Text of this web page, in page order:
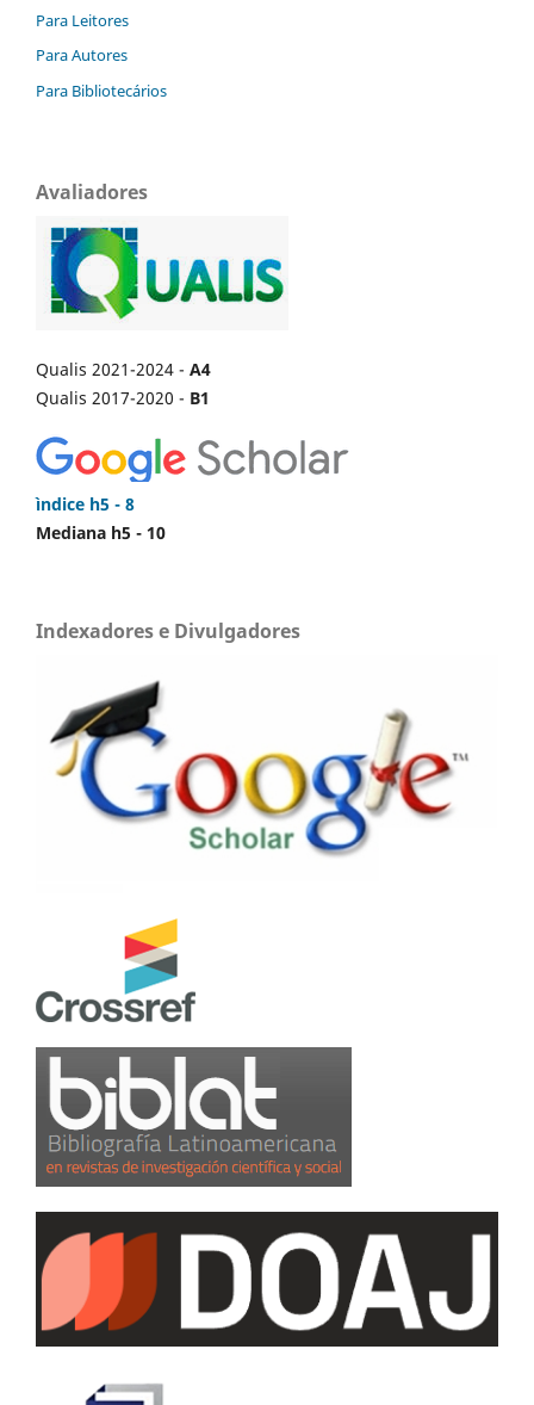
Para Leitores
Para Autores
Para Bibliotecários
Avaliadores
Qualis 2021-2024 - A4
Qualis 2017-2020 - B1
ìndice h5 - 8
Mediana h5 - 10
Indexadores e Divulgadores